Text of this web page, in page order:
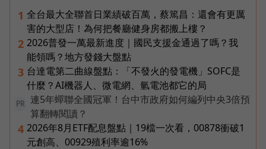
1 全台最大全聯首日業績破百萬，蔡篤昌：還會有更厲
害的大型店！為何把餐廳健身房都搬上樓？
2 2026普發一萬最新進度｜國民支援金通過了嗎？我
能領嗎？地方發錢大盤點
3 台達電第二曲線盤點：「不發火的發電機」SOFC是
什麼？AI機器人、微電網、氫電池都它的局
PR
連5年蟬聯全國冠軍！台中市政府如何編列中央3倍預
算翻轉閱讀？
4 2026年8月ETF配息盤點｜19檔一次看，00878衝破1
元創高、00929殖利率逾16%